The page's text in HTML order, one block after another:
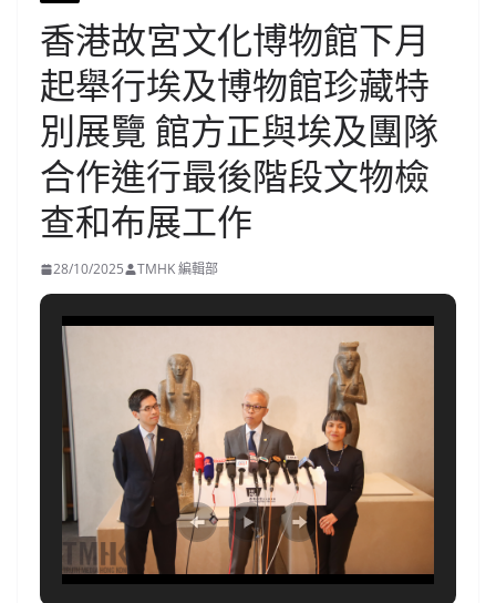
香港故宮文化博物館下月
起舉行埃及博物館珍藏特
別展覽 館方正與埃及團隊
合作進行最後階段文物檢
查和布展工作
28/10/2025 TMHK 編輯部